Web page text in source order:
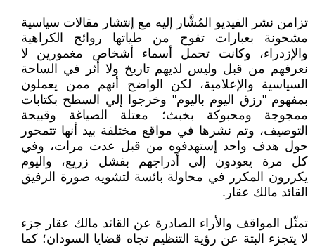
تزامن نشر الفيديو المُشَّار إليه مع إنتشار مقالات سياسية
مشحونة بعبارات تفوح من طياتها روائح الكراهية
والإزدراء، وكانت تحمل أسماء أشخاص مغمورين لا
نعرفهم من قبل وليس لديهم تاريخ ولا أثر في الساحة
السياسية والإعلامية، لكن الواضح أنهم ممن يعملون
بمفهوم "رزق اليوم باليوم" وخرجوا إلي السطح بكتابات
ممجوجة ومحبوكة بخبث؛ معتلة الصياغة وقبيحة
التوصيف، وتم نشرها في مواقع مختلفة بيد أنها تتمحور
حول هدف واحد إستهدفوه من قبل عدت مرات، وفي
كل مرة يعودون إلي أدراجهم بفشل زريع، واليوم
يكررون المكرر في محاولة بائسة لتشويه صورة الرفيق
القائد مالك عقار.
تمثّل المواقف والأراء الصادرة عن القائد مالك عقار جزء
لا يتجزء البتة عن رؤية التنظيم تجاه قضايا السودان؛ كما